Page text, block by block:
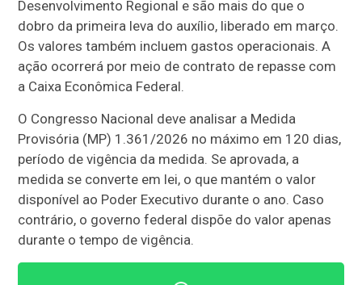
Desenvolvimento Regional e são mais do que o
dobro da primeira leva do auxílio, liberado em março.
Os valores também incluem gastos operacionais.A
ação ocorrerá por meio de contrato de repasse com
a Caixa Econômica Federal.
O Congresso Nacional deve analisar a Medida
Provisória (MP) 1.361/2026 no máximo em 120 dias,
período de vigência da medida. Se aprovada, a
medida se converte em lei, o que mantém o valor
disponível ao Poder Executivo durante o ano. Caso
contrário, o governo federal dispõe do valor apenas
durante o tempo de vigência.